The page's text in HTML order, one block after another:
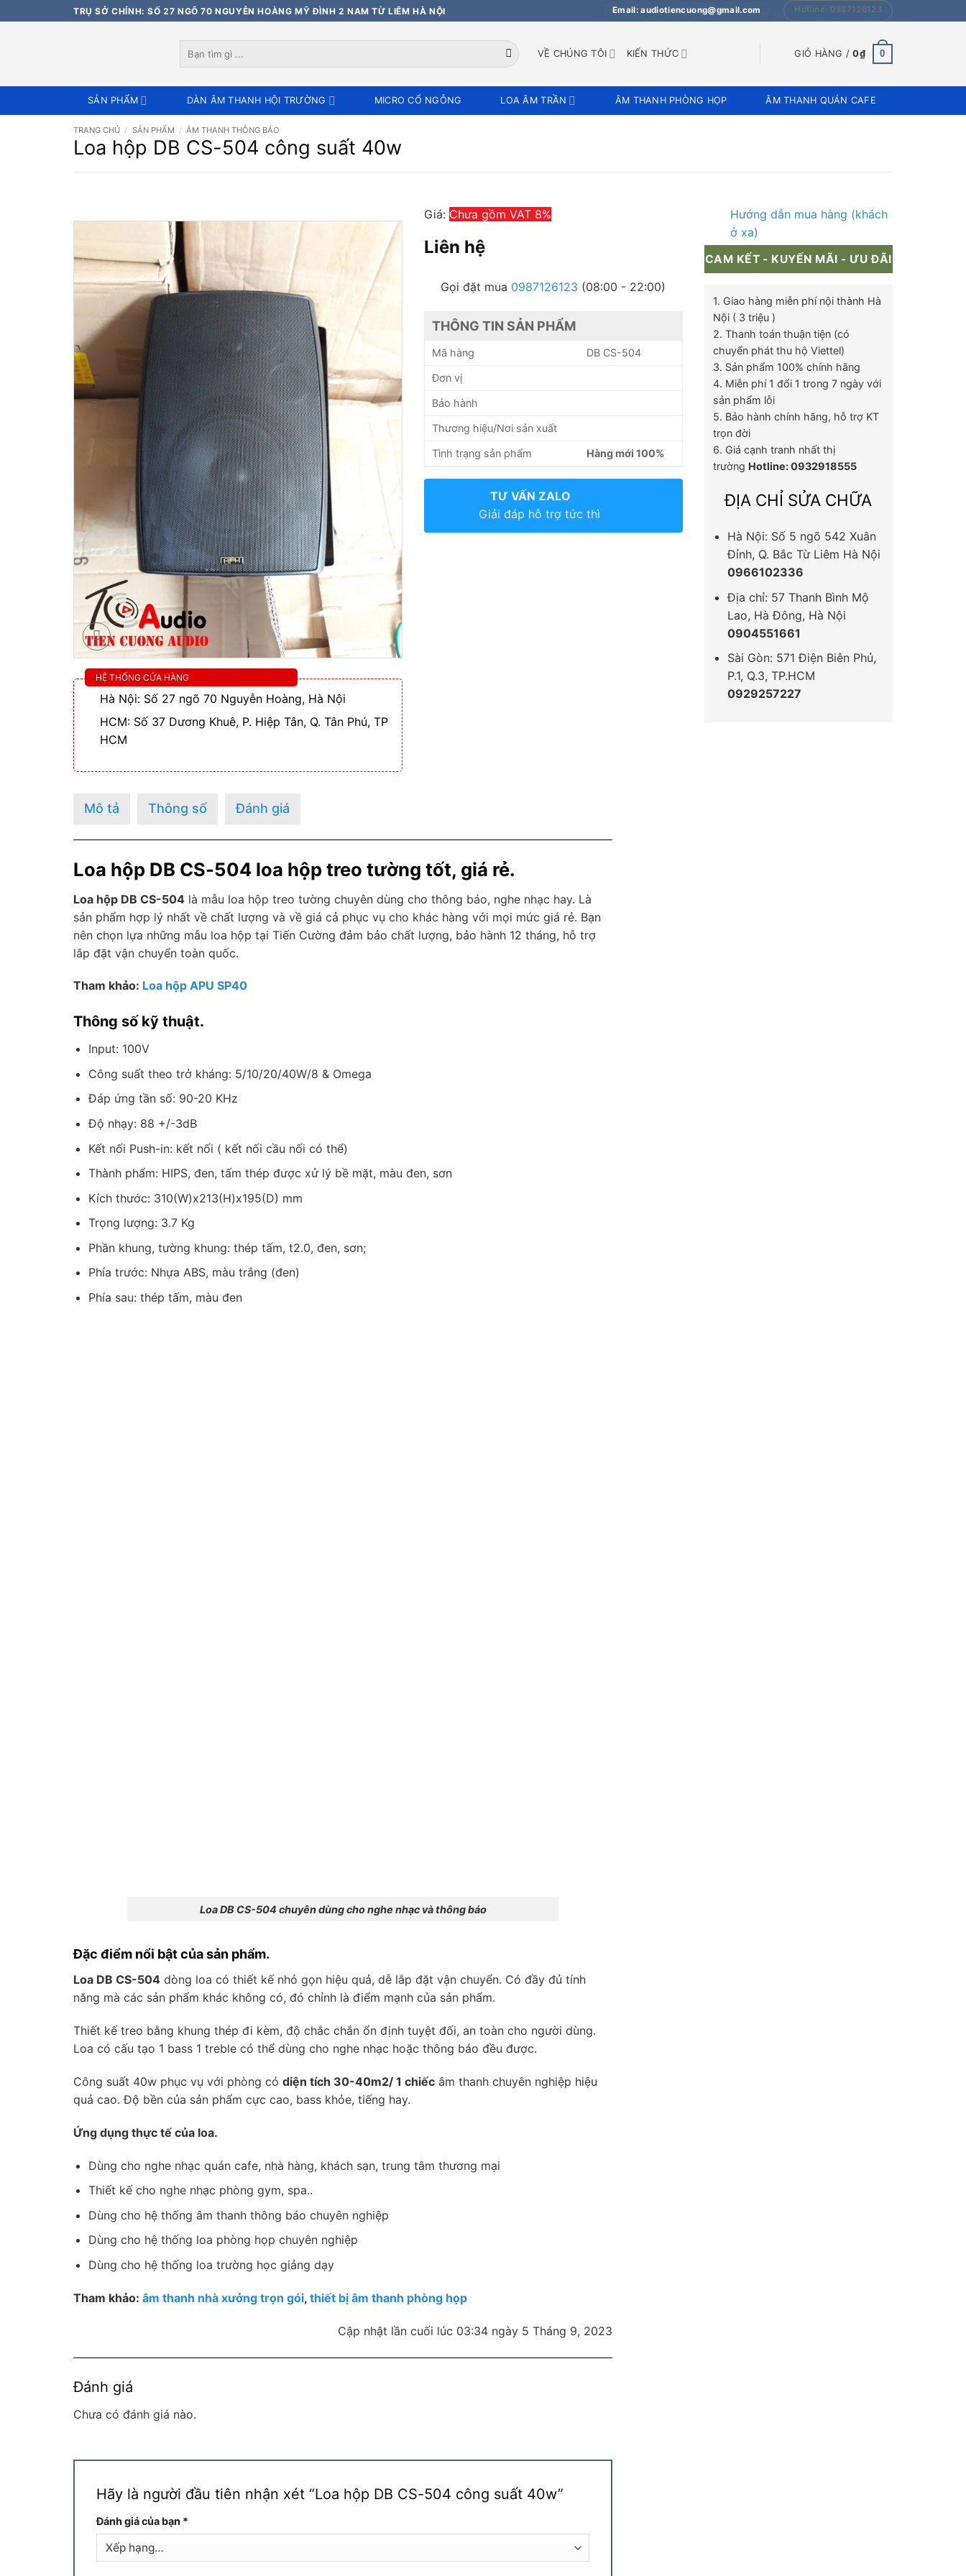
qua
TRỤ SỞ CHÍNH: SỐ 27 NGÕ 70 NGUYỄN HOÀNG MỸ ĐÌNH 2 NAM TỪ LIÊM HÀ NỘI Email: audiotiencuong@gmail.com Hotline: 0987126123
kiếm:
VỀ CHÚNG TÔI KIẾN THỨC GIỎ HÀNG /0₫ 0
SẢN PHẨM DÀN ÂM THANH HỘI TRƯỜNG MICRO CỔ NGỖNG LOA ÂM TRẦN ÂM THANH PHÒNG HỌP ÂM THANH QUÁN CAFE
TRANG CHỦ / SẢN PHẨM / ÂM THANH THÔNG BÁO
Loa hộp DB CS-504 công suất 40w
HỆ THỐNG CỬA HÀNG
Hà Nội: Số 27 ngõ 70 Nguyễn Hoàng, Hà Nội
HCM: Số 37 Dương Khuê, P. Hiệp Tân, Q. Tân Phú, TP
HCM
Giá: Chưa gồm VAT 8%
Liên hệ
Gọi đặt mua 0987126123 (08:00 - 22:00)
THÔNG TIN SẢN PHẨM
Mã hàng DB CS-504
Đơn vị
Bảo hành
Thương hiệu/Nơi sản xuất
Tình trạng sản phẩm Hàng mới 100%
TƯ VẤN ZALO
Giải đáp hỗ trợ tức thì
Hướng dẫn mua hàng (khách
ở xa)
CAM KẾT - KUYẾN MÃI - ƯU ĐÃI
1. Giao hàng miễn phí nội thành Hà
Nội ( 3 triệu )
2. Thanh toán thuận tiện (có
chuyển phát thu hộ Viettel)
3. Sản phẩm 100% chính hãng
4. Miễn phí 1 đổi 1 trong 7 ngày với
sản phẩm lỗi
5. Bảo hành chính hãng, hỗ trợ KT
trọn đời
6. Giá cạnh tranh nhất thị
trường Hotline: 0932918555
ĐỊA CHỈ SỬA CHỮA
Hà Nội: Số 5 ngõ 542 Xuân
Đỉnh, Q. Bắc Từ Liêm Hà Nội
0966102336
Địa chỉ: 57 Thanh Bình Mộ
Lao, Hà Đông, Hà Nội
0904551661
Sài Gòn: 571 Điện Biên Phủ,
P.1, Q.3, TP.HCM
0929257227
Mô tả Thông số Đánh giá
Loa hộp DB CS-504 loa hộp treo tường tốt, giá rẻ.
Loa hộp DB CS-504 là mẫu loa hộp treo tường chuyên dùng cho thông báo, nghe nhạc hay. Là
sản phẩm hợp lý nhất về chất lượng và về giá cả phục vụ cho khác hàng với mọi mức giá rẻ. Bạn
nên chọn lựa những mẫu loa hộp tại Tiến Cường đảm bảo chất lượng, bảo hành 12 tháng, hỗ trợ
lắp đặt vận chuyển toàn quốc.
Tham khảo: Loa hộp APU SP40
Thông số kỹ thuật.
Input: 100V
Công suất theo trở kháng: 5/10/20/40W/8 & Omega
Đáp ứng tần số: 90-20 KHz
Độ nhạy: 88 +/-3dB
Kết nối Push-in: kết nối ( kết nối cầu nối có thể)
Thành phẩm: HIPS, đen, tấm thép được xử lý bề mặt, màu đen, sơn
Kích thước: 310(W)x213(H)x195(D) mm
Trọng lượng: 3.7 Kg
Phần khung, tường khung: thép tấm, t2.0, đen, sơn;
Phía trước: Nhựa ABS, màu trắng (đen)
Phía sau: thép tấm, màu đen
Loa DB CS-504 chuyên dùng cho nghe nhạc và thông báo
Đặc điểm nổi bật của sản phẩm.
Loa DB CS-504 dòng loa có thiết kế nhỏ gọn hiệu quả, dễ lắp đặt vận chuyển. Có đầy đủ tính
năng mà các sản phẩm khác không có, đó chỉnh là điểm mạnh của sản phẩm.
Thiết kế treo bằng khung thép đi kèm, độ chắc chắn ổn định tuyệt đối, an toàn cho người dùng.
Loa có cấu tạo 1 bass 1 treble có thể dùng cho nghe nhạc hoặc thông báo đều được.
Công suất 40w phục vụ với phòng có diện tích 30-40m2/ 1 chiếc âm thanh chuyên nghiệp hiệu
quả cao. Độ bền của sản phẩm cực cao, bass khỏe, tiếng hay.
Ứng dụng thực tế của loa.
Dùng cho nghe nhạc quán cafe, nhà hàng, khách sạn, trung tâm thương mại
Thiết kế cho nghe nhạc phòng gym, spa..
Dùng cho hệ thống âm thanh thông báo chuyên nghiệp
Dùng cho hệ thống loa phòng họp chuyên nghiệp
Dùng cho hệ thống loa trường học giảng dạy
Tham khảo: âm thanh nhà xưởng trọn gói, thiết bị âm thanh phòng họp
Cập nhật lần cuối lúc 03:34 ngày 5 Tháng 9, 2023
Đánh giá
Chưa có đánh giá nào.
Hãy là người đầu tiên nhận xét “Loa hộp DB CS-504 công suất 40w”
Đánh giá của bạn *